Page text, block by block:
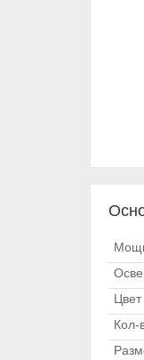
Цвет
Кол-